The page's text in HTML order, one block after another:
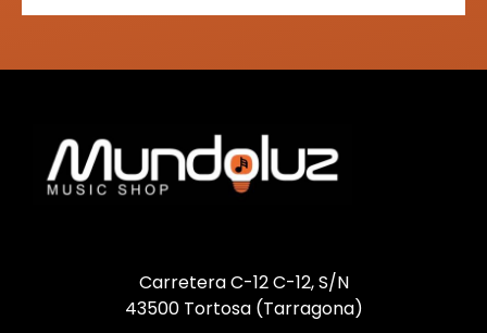
Carretera C-12 C-12, S/N
43500 Tortosa (Tarragona)